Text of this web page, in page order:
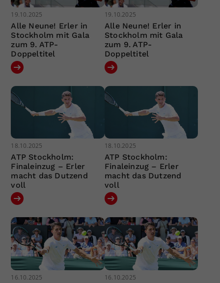
19.10.2025
Alle Neune! Erler in
Stockholm mit Gala
zum 9. ATP-
Doppeltitel
19.10.2025
Alle Neune! Erler in
Stockholm mit Gala
zum 9. ATP-
Doppeltitel
18.10.2025
ATP Stockholm:
Finaleinzug – Erler
macht das Dutzend
voll
18.10.2025
ATP Stockholm:
Finaleinzug – Erler
macht das Dutzend
voll
16.10.2025 16.10.2025